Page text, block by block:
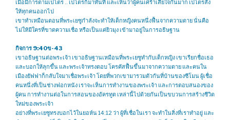
เมื่อมีการตามเปโตร .. เปโตรก็มาทันที และเห็นว่าผู้คนเศร้าเสียใจกันมาก เปโตรสั่ง
ให้ทุกคนออกไป
เขาทำเหมือนตอนที่พระเยซูกำลังจะทำให้เด็กหญิงคนหนึ่งฟื้นจากความตาย นั่นคือ
ไม่ให้มีใครที่ขาดความเชื่อ หรือเป็นแค่ยิวมุง เข้ามาอยู่ในการอธิษฐาน
กิจการ 9:40ข-43
เขาอธิษฐานต่อพระเจ้า เขาอธิษฐานเหมือนที่พระเยซูทำกับเด็กหญิง เขาเรียกชื่อเธอ
และบอกให้ลุกขึ้น และพระเจ้าทรงตอบ โครคัสฟื้นขึ้นมาจากความตาย และคนใน
เมืองยัฟฟาก็กลับใจมาเชื่อพระเจ้า โดยที่พวกเขามารวมตัวกันที่บ้านของซีโมน ผู้เชื่อ
คนหนึ่งที่เป็นช่างฟอกหนัง เราจะเห็นการทำงานของพระเจ้า และการตอบสนองของ
ผู้คน การทำงานต่อในการสอนของอัครทูต เหล่านี้ไปด้วยกันเป็นขบวนการสร้างชีวิต
ใหม่ของพระเจ้า
อย่างที่พระเยซูทรงบอกไว้ในยอห์น 14:12 ว่า ผู้ที่เชื่อในเรา จะทำในสิ่งที่เราทำอยู่ และ